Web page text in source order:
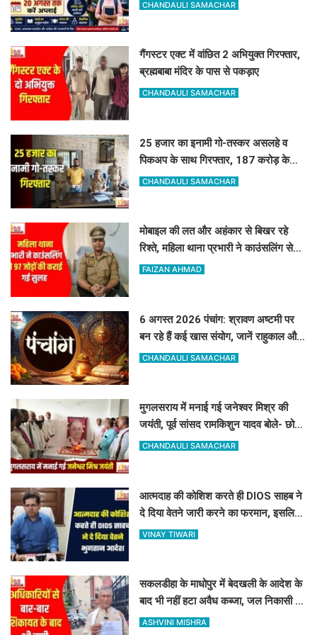
CHANDAULI SAMACHAR
गैंगस्टर एक्ट में वांछित 2 अभियुक्त गिरफ्तार,
ब्रह्मबाबा मंदिर के पास से पकड़ाए
CHANDAULI SAMACHAR
25 हजार का इनामी गो-तस्कर असलहे व
पिकअप के साथ गिरफ्तार, 187 करोड़ के
नेटवर्क से जुड़ा तार
CHANDAULI SAMACHAR
मोबाइल की लत और अहंकार से बिखर रहे
रिश्ते, महिला थाना प्रभारी ने काउंसलिंग से
97 जोड़ों की कराई गई सुलह
FAIZAN AHMAD
6 अगस्त 2026 पंचांग: श्रावण अष्टमी पर
बन रहे हैं कई खास संयोग, जानें राहुकाल और
अभिजीत मुहूर्त का सटीक समय
CHANDAULI SAMACHAR
मुगलसराय में मनाई गई जनेश्वर मिश्र की
जयंती, पूर्व सांसद रामकिशुन यादव बोले- छोटे
लोहिया के विचार आज भी प्रासंगिक
CHANDAULI SAMACHAR
आत्मदाह की कोशिश करते ही DIOS साहब ने
दे दिया वेतने जारी करने का फरमान, इसलिए
रोकी थी सैलरी
VINAY TIWARI
सकलडीहा के माधोपुर में बेदखली के आदेश के
बाद भी नहीं हटा अवैध कब्जा, जल निकासी बंद
होने से किसानों में भारी रोष
ASHVINI MISHRA